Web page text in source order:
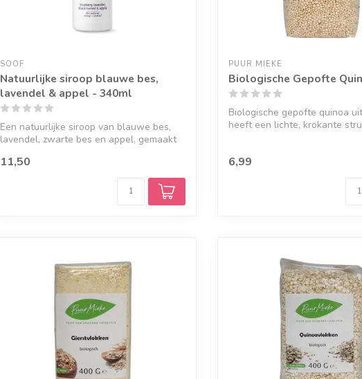
SOOF
Natuurlijke siroop blauwe bes,
lavendel & appel - 340ml
Een natuurlijke siroop van blauwe bes,
lavendel, zwarte bes en appel, gemaakt
11,50
PUUR MIEKE
Biologische Gepofte
Biologische gepofte quinoa
heeft een lichte, krokante
6,99